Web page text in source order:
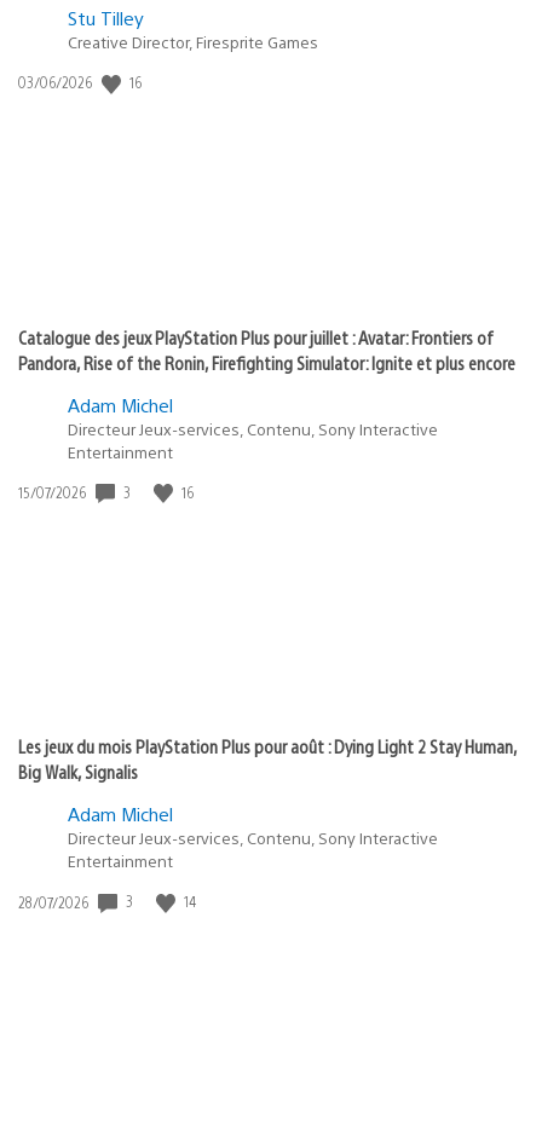
Postée
:
Stu Tilley
Creative Director, Firesprite Games
Date
03/06/2026 16
Catalogue des jeux PlayStation Plus pour juillet : Avatar: Frontiers of
Pandora, Rise of the Ronin, Firefighting Simulator: Ignite et plus encore
Adam Michel
Directeur Jeux-services, Contenu, Sony Interactive
Entertainment
Date
15/07/2026 3 16
Les jeux du mois PlayStation Plus pour août : Dying Light 2 Stay Human,
Big Walk, Signalis
Adam Michel
Directeur Jeux-services, Contenu, Sony Interactive
Entertainment
Date
28/07/2026 3 14